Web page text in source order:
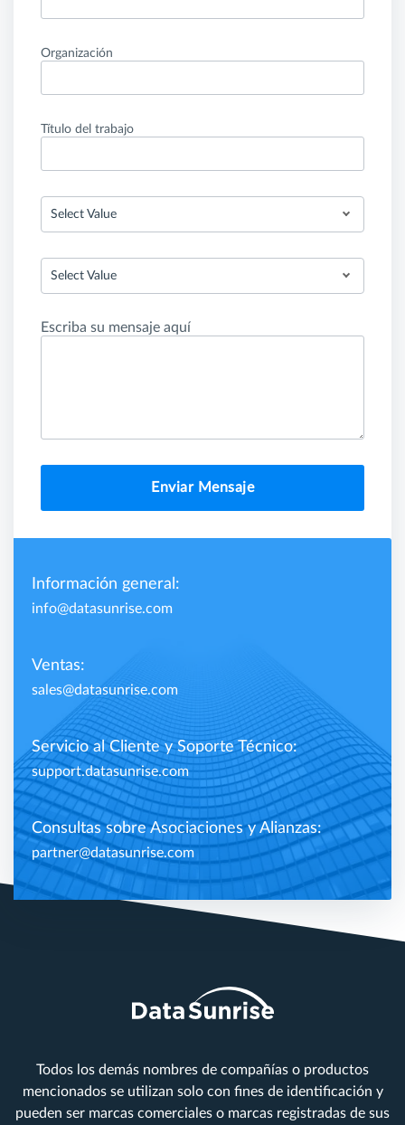
Organización
Título del trabajo
Select Value
Select Value
Escriba su mensaje aquí
Enviar Mensaje
Información general:
info@datasunrise.com
Ventas:
sales@datasunrise.com
Servicio al Cliente y Soporte Técnico:
support.datasunrise.com
Consultas sobre Asociaciones y Alianzas:
partner@datasunrise.com
Todos los demás nombres de compañías o productos
mencionados se utilizan solo con fines de identificación y
pueden ser marcas comerciales o marcas registradas de sus